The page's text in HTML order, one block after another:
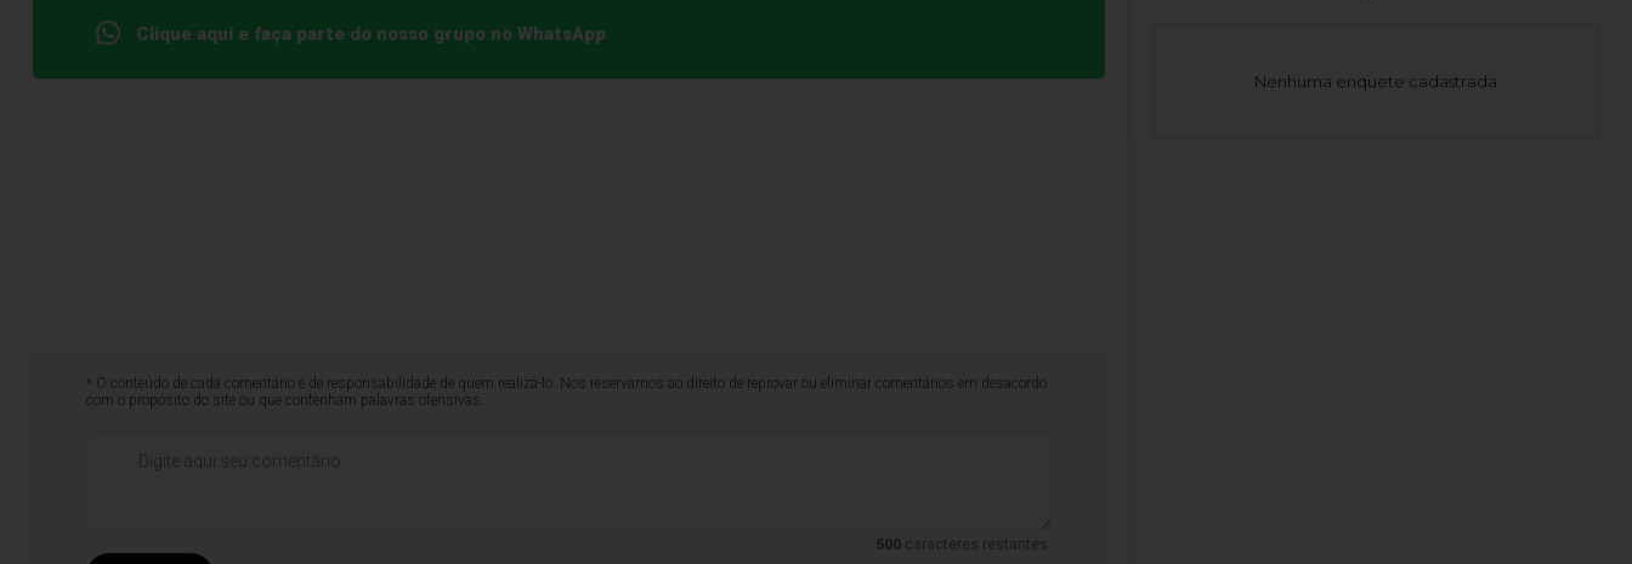
Clique aqui e faça parte do nosso grupo no WhatsApp
* O conteúdo de cada comentário é de responsabilidade de quem realizá-lo. Nos reservamos ao direito de reprovar ou eliminar comentários em desacordo
com o propósito do site ou que contenham palavras ofensivas.
500caracteres restantes.
Nenhuma enquete cadastrada